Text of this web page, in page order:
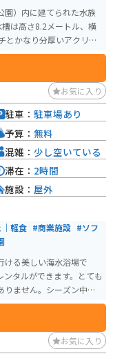
園）内に建てられた水族
は高さ8.2メートル、横
とかなり分厚いアクリル
ことで、沖縄の海の素
。「サンゴの海」水槽で
ジンベエザメと世界初の
「黒潮の海」、そして
どがあります。 単な
工夫が施され、解説員
度訪れても新たな発見が
なされています。
お気に入り
軽食 #商業施設 #ソフ
ける美しい海水浴場で
タルができます。とても
ません。シーズン中は
ームを食べることもでき
無料ブースを散策、夕
旅行が満喫出来る素晴ら
駐車： 駐車場あり
予算： 無料
混雑： 少し空いている
滞在： 2時間
施設： 屋外
お気に入り